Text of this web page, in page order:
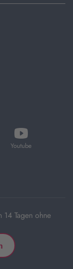
Youtube
öffnet
in
14 Tagen ohne